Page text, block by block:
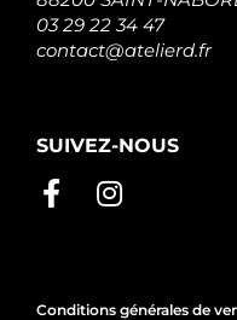
03 29 22 34 47
contact@atelierd.fr
SUIVEZ-NOUS
Conditions générales de